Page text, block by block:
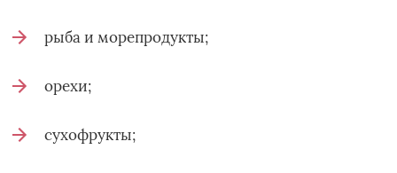
рыба и морепродукты;
орехи;
сухофрукты;